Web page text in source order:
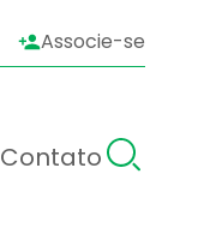
Associe-se
Contato